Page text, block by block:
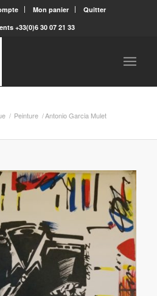
Mon panier
Quitter
+33(0)6 30 07 21 33
/ Peinture /Antonio Garcia Mulet